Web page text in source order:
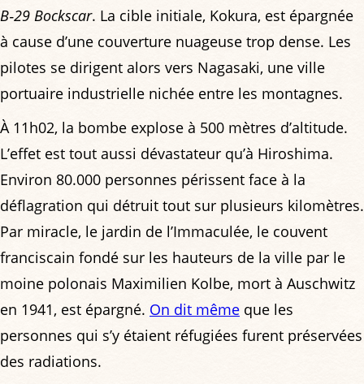
B‑29 Bockscar. La cible initiale, Kokura, est épargnée
à cause d’une couverture nuageuse trop dense. Les
pilotes se dirigent alors vers Nagasaki, une ville
portuaire industrielle nichée entre les montagnes.
À 11h02, la bombe explose à 500 mètres d’altitude.
L’effet est tout aussi dévastateur qu’à Hiroshima.
Environ 80.000 personnes périssent face à la
déflagration qui détruit tout sur plusieurs kilomètres.
Par miracle, le jardin de l’Immaculée, le couvent
franciscain fondé sur les hauteurs de la ville par le
moine polonais Maximilien Kolbe, mort à Auschwitz
en 1941, est épargné. On dit même que les
personnes qui s’y étaient réfugiées furent préservées
des radiations.